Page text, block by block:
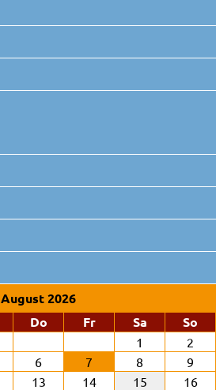
August 2026
ttwochDonnerstag
Freitag SamstagSo
1
2
6 7 8
9
13 14 15
16